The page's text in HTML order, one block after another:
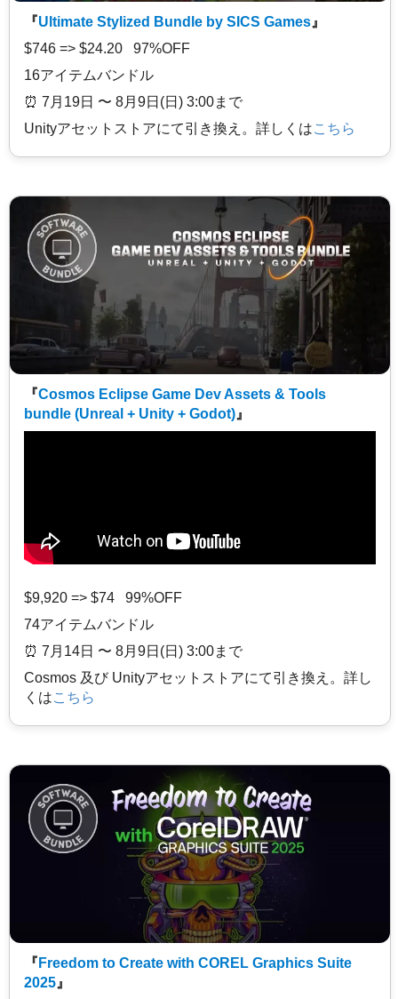
『Ultimate Stylized Bundle by SICS Games 』
$746 => $24.20 97%OFF
16アイテムバンドル
⏰️ 7月19日 〜 8月9日(日) 3:00まで
Unityアセットストアにて引き換え。詳しくはこちら
『Cosmos Eclipse Game Dev Assets & Tools
bundle (Unreal + Unity + Godot) 』
$9,920 => $74 99%OFF
74アイテムバンドル
⏰️ 7月14日 〜 8月9日(日) 3:00まで
Cosmos 及び Unityアセットストアにて引き換え。詳し
くはこちら
『 Freedom to Create with COREL Graphics Suite
2025 』